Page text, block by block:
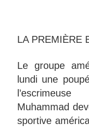
LA PREMIÈRE
Le groupe
lundi une
Muhammad
sportive